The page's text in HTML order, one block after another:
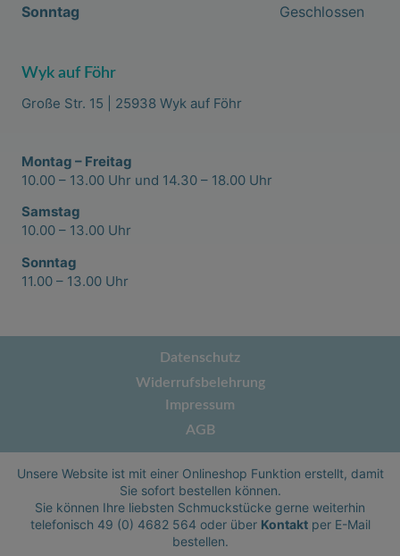
Sonntag Geschlossen
Wyk auf Föhr
Große Str. 15 | 25938 Wyk auf Föhr
Montag – Freitag
10.00 – 13.00 Uhr und 14.30 – 18.00 Uhr
Samstag
10.00 – 13.00 Uhr
Sonntag
11.00 – 13.00 Uhr
Datenschutz
Widerrufsbelehrung
Impressum
AGB
Unsere Website ist mit einer Onlineshop Funktion erstellt, damit
Sie sofort bestellen können.
Sie können Ihre liebsten Schmuckstücke gerne weiterhin
telefonisch 49 (0) 4682 564 oder über Kontaktper E-Mail
bestellen.